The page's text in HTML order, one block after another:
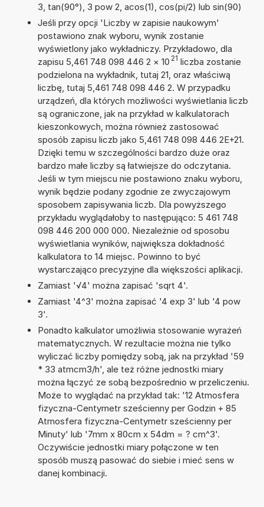
3, tan(90°), 3 pow 2, acos(1), cos(pi/2) lub sin(90)
Jeśli przy opcji 'Liczby w zapisie naukowym'
postawiono znak wyboru, wynik zostanie
wyświetlony jako wykładniczy. Przykładowo, dla
zapisu 5,461 748 098 446 2 × 10 21 liczba zostanie
podzielona na wykładnik, tutaj 21, oraz właściwą
liczbę, tutaj 5,461 748 098 446 2. W przypadku
urządzeń, dla których możliwości wyświetlania liczb
są ograniczone, jak na przykład w kalkulatorach
kieszonkowych, można również zastosować
sposób zapisu liczb jako 5,461 748 098 446 2E+21.
Dzięki temu w szczególności bardzo duże oraz
bardzo małe liczby są łatwiejsze do odczytania.
Jeśli w tym miejscu nie postawiono znaku wyboru,
wynik będzie podany zgodnie ze zwyczajowym
sposobem zapisywania liczb. Dla powyższego
przykładu wyglądałoby to następująco: 5 461 748
098 446 200 000 000. Niezależnie od sposobu
wyświetlania wyników, największa dokładność
kalkulatora to 14 miejsc. Powinno to być
wystarczająco precyzyjne dla większości aplikacji.
Zamiast '√4' można zapisać 'sqrt 4'.
Zamiast '4^3' można zapisać '4 exp 3' lub '4 pow
3'.
Ponadto kalkulator umożliwia stosowanie wyrażeń
matematycznych. W rezultacie można nie tylko
wyliczać liczby pomiędzy sobą, jak na przykład '59
* 33 atmcm3/h', ale też różne jednostki miary
można łączyć ze sobą bezpośrednio w przeliczeniu.
Może to wyglądać na przykład tak: '12 Atmosfera
fizyczna-Centymetr sześcienny per Godzin + 85
Atmosfera fizyczna-Centymetr sześcienny per
Minuty' lub '7mm x 80cm x 54dm = ? cm^3'.
Oczywiście jednostki miary połączone w ten
sposób muszą pasować do siebie i mieć sens w
danej kombinacji.